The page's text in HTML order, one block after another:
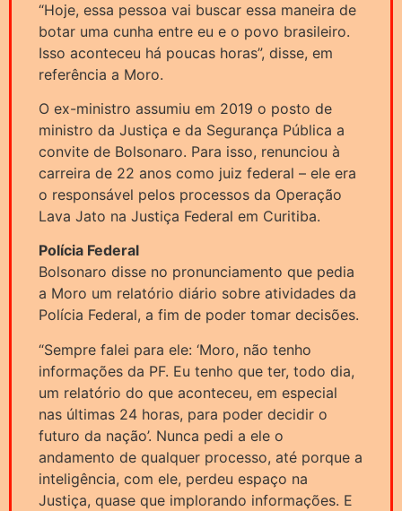
“Hoje, essa pessoa vai buscar essa maneira de
botar uma cunha entre eu e o povo brasileiro.
Isso aconteceu há poucas horas”, disse, em
referência a Moro.
O ex-ministro assumiu em 2019 o posto de
ministro da Justiça e da Segurança Pública a
convite de Bolsonaro. Para isso, renunciou à
carreira de 22 anos como juiz federal – ele era
o responsável pelos processos da Operação
Lava Jato na Justiça Federal em Curitiba.
Polícia Federal
Bolsonaro disse no pronunciamento que pedia
a Moro um relatório diário sobre atividades da
Polícia Federal, a fim de poder tomar decisões.
“Sempre falei para ele: ‘Moro, não tenho
informações da PF. Eu tenho que ter, todo dia,
um relatório do que aconteceu, em especial
nas últimas 24 horas, para poder decidir o
futuro da nação’. Nunca pedi a ele o
andamento de qualquer processo, até porque a
inteligência, com ele, perdeu espaço na
Justiça, quase que implorando informações. E